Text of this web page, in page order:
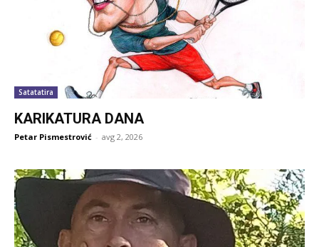
Satatatira
KARIKATURA DANA
Petar Pismestrović - avg 2, 2026